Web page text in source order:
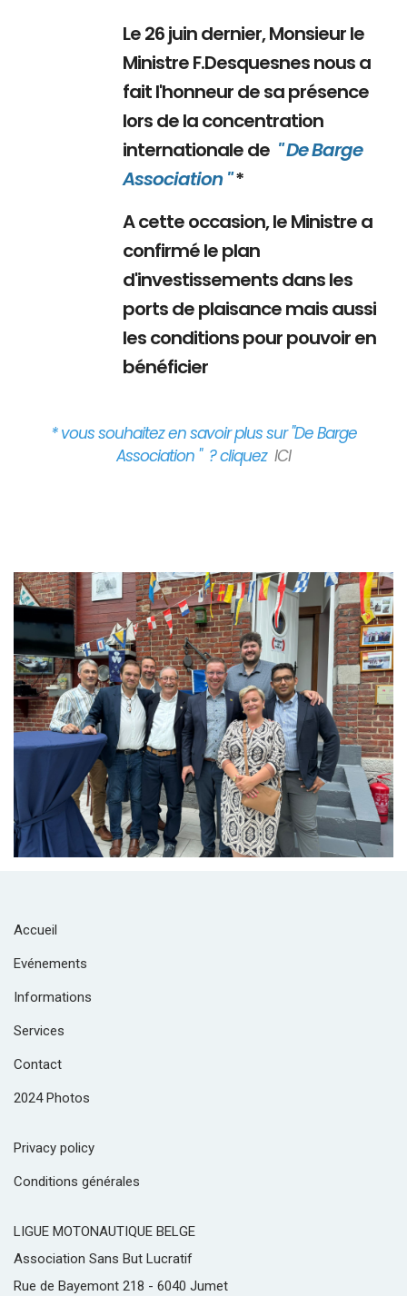
Le 26 juin dernier, Monsieur le
Ministre F.Desquesnes nous a
fait l'honneur de sa présence
lors de la concentration
internationale de " De Barge
Association "*
A cette occasion, le Ministre a
confirmé le plan
d'investissements dans les
ports de plaisance mais aussi
les conditions pour pouvoir en
bénéficier
* vous souhaitez en savoir plus sur "De Barge
Association " ? cliquez ICI
Branding
ARMCHAIR
Accueil
Evénements
Informations
Services
Contact
2024 Photos
Privacy policy
Conditions générales
LIGUE MOTONAUTIQUE BELGE
Association Sans But Lucratif
Rue de Bayemont 218 - 6040 Jumet